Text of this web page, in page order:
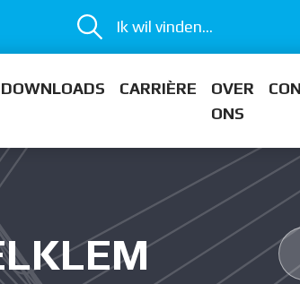
Ik wil vinden...
DOWNLOADS CARRIÈRE
OVER
ONS